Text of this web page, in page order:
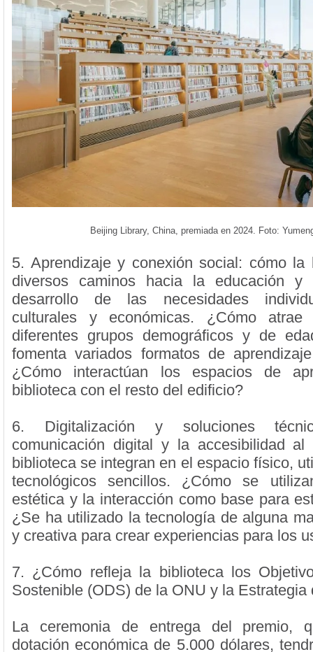
Beijing Library, China, premiada en 2024. Foto:
5. Aprendizaje y conexión social: cómo la
diversos caminos hacia la educación y
desarrollo de las necesidades
culturales y económicas. ¿Cómo
diferentes grupos demográficos y de
fomenta variados formatos de
¿Cómo interactúan los espacios de
biblioteca con el resto del edificio?
6. Digitalización y soluciones
comunicación digital y la accesibilidad
biblioteca se integran en el espacio físico,
tecnológicos sencillos. ¿Cómo se
estética y la interacción como base para
¿Se ha utilizado la tecnología de alguna
y creativa para crear experiencias para los
7. ¿Cómo refleja la biblioteca los
Sostenible (ODS) de la ONU y la
La ceremonia de entrega del premio,
dotación económica de 5.000 dólares,